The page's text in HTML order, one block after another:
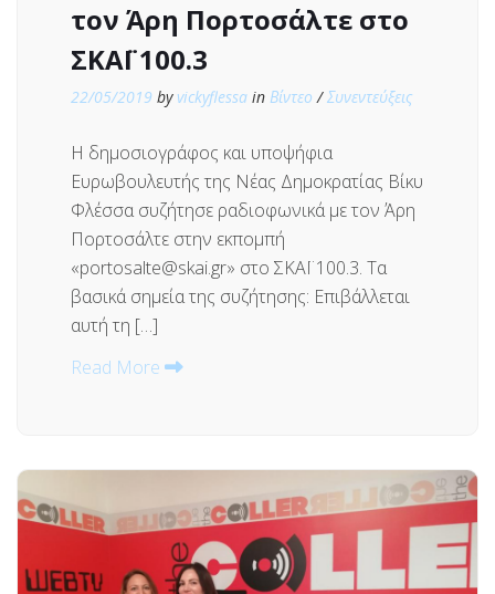
τον Άρη Πορτοσάλτε στο
ΣΚΑΪ 100.3
22/05/2019 by vickyflessa in Βίντεο /Συνεντεύξεις
Η δημοσιογράφος και υποψήφια
Ευρωβουλευτής της Νέας Δημοκρατίας Βίκυ
Φλέσσα συζήτησε ραδιοφωνικά με τον Άρη
Πορτοσάλτε στην εκπομπή
«portosalte@skai.gr» στο ΣΚΑΪ 100.3. Τα
βασικά σημεία της συζήτησης: Επιβάλλεται
αυτή τη […]
Read More